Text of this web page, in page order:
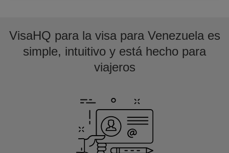
VisaHQ para la visa para Venezuela es
simple, intuitivo y está hecho para
viajeros